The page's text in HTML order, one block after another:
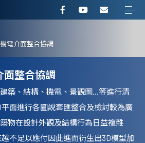
電介面整合協調
整合協調
築、結構、機電、景觀圖...等進行清
面進行各圖說套匯整合及檢討較為廣
物在設計外觀及結構行為日益複雜
不足以應付因此進而衍生出3D模型加